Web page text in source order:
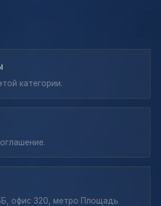
категории.
офис 320, метро Площадь